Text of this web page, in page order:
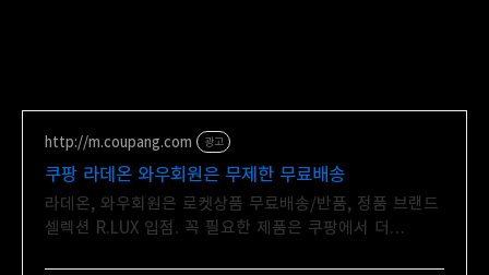
http://m.coupang.com 광고
쿠팡 라데온 와우회원은 무제한 무료배송
라데온, 와우회원은 로켓상품 무료배송/반품, 정품 브랜드
셀렉션 R.LUX 입점. 꼭 필요한 제품은 쿠팡에서 더